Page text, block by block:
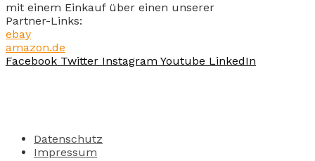
mit einem Einkauf über einen unserer
Partner-Links:
ebay
amazon.de
Facebook Twitter Instagram Youtube LinkedIn
Datenschutz
Impressum